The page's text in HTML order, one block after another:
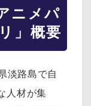
ニメパ
」概要
淡路島で自
人材が集